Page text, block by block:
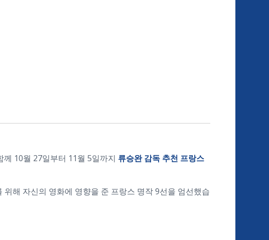
10월 27일부터 11월 5일까지 류승완 감독 추천 프랑스
해 자신의 영화에 영향을 준 프랑스 명작 9선을 엄선했습